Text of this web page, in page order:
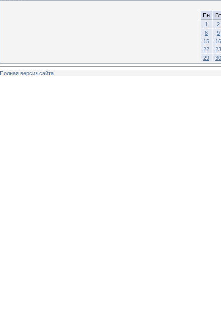
Пн
Вт
1
2
8
9
15
16
22
23
29
30
Полная версия сайта